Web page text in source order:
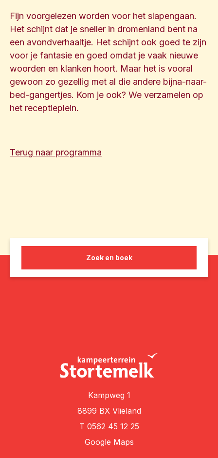
Fijn voorgelezen worden voor het slapengaan.
Het schijnt dat je sneller in dromenland bent na
een avondverhaaltje. Het schijnt ook goed te zijn
voor je fantasie en goed omdat je vaak nieuwe
woorden en klanken hoort. Maar het is vooral
gewoon zo gezellig met al die andere bijna-naar-
bed-gangertjes. Kom je ook? We verzamelen op
het receptieplein.
Terug naar programma
Zoek en boek
Kampweg 1
8899 BX Vlieland
T 0562 45 12 25
Google Maps